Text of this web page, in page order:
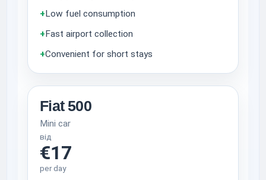
+ Low fuel consumption
+ Fast airport collection
+Convenient for short stays
Fiat 500
Mini car
від
€17
per day